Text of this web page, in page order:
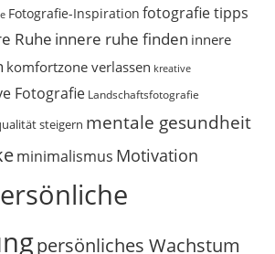
Fotografie-Inspiration fotografie tipps
Ruhe innere ruhe finden innere
komfortzone verlassen kreative
Fotografie Landschaftsfotografie
steigern mentale gesundheit
minimalismus Motivation
persönliches Wachstum